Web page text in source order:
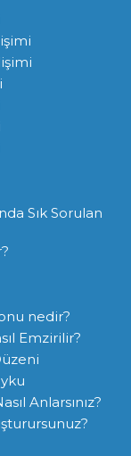
Sık Sorulan
nedir?
Emzirilir?
Anlarsınız?